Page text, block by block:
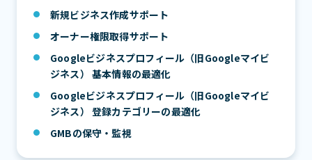
新規ビジネス作成サポート
オーナー権限取得サポート
Googleビジネスプロフィール（旧Googleマイビ
ジネス） 基本情報の最適化
Googleビジネスプロフィール（旧Googleマイビ
ジネス） 登録カテゴリーの最適化
GMBの保守・監視